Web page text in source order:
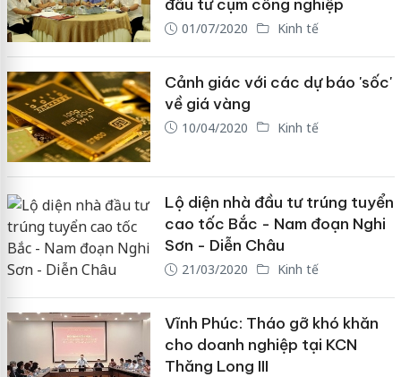
đầu tư cụm công nghiệp
01/07/2020 Kinh tế
Cảnh giác với các dự báo 'sốc'
về giá vàng
10/04/2020 Kinh tế
Lộ diện nhà đầu tư trúng tuyển
cao tốc Bắc - Nam đoạn Nghi
Sơn - Diễn Châu
21/03/2020 Kinh tế
Vĩnh Phúc: Tháo gỡ khó khăn
cho doanh nghiệp tại KCN
Thăng Long III